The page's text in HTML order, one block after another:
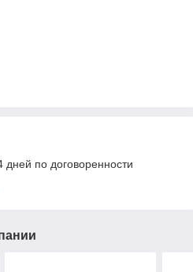
дней по договоренности